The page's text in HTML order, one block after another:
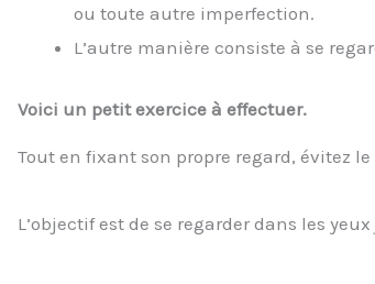
ou toute autre imperfection.
L’autre manière consiste à se
Voici un petit exercice à effectuer.
Tout en fixant son propre regard, évitez
L’objectif est de se regarder dans les